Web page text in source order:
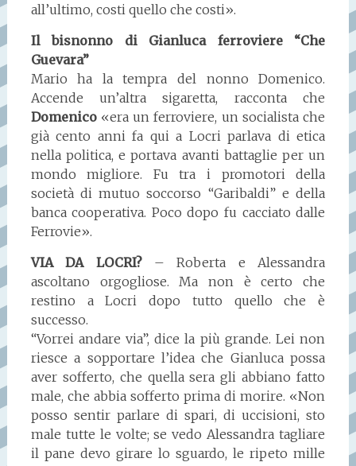
all’ultimo, costi quello che costi».
Il bisnonno di Gianluca ferroviere “Che
Guevara”
Mario ha la tempra del nonno Domenico.
Accende un’altra sigaretta, racconta che
Domenico«era un ferroviere, un socialista che
già cento anni fa qui a Locri parlava di etica
nella politica, e portava avanti battaglie per un
mondo migliore. Fu tra i promotori della
società di mutuo soccorso “Garibaldi” e della
banca cooperativa. Poco dopo fu cacciato dalle
Ferrovie».
VIA DA LOCRI?– Roberta e Alessandra
ascoltano orgogliose. Ma non è certo che
restino a Locri dopo tutto quello che è
successo.
“Vorrei andare via”, dice la più grande. Lei non
riesce a sopportare l’idea che Gianluca possa
aver sofferto, che quella sera gli abbiano fatto
male, che abbia sofferto prima di morire. «Non
posso sentir parlare di spari, di uccisioni, sto
male tutte le volte; se vedo Alessandra tagliare
il pane devo girare lo sguardo, le ripeto mille